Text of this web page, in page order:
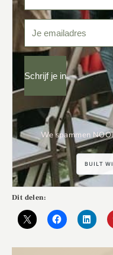
Schrijf je in
We spammen
Dit delen: